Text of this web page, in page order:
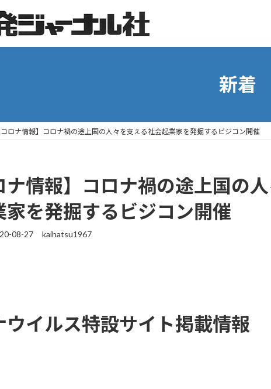
新着
コロナ情報】コロナ禍の途上国の人々を支える社会起業家を発掘するビジコン開催
ナ情報】コロナ禍の途上国の
家を発掘するビジコン開催
08-27 kaihatsu1967
ウイルス特設サイト掲載情報